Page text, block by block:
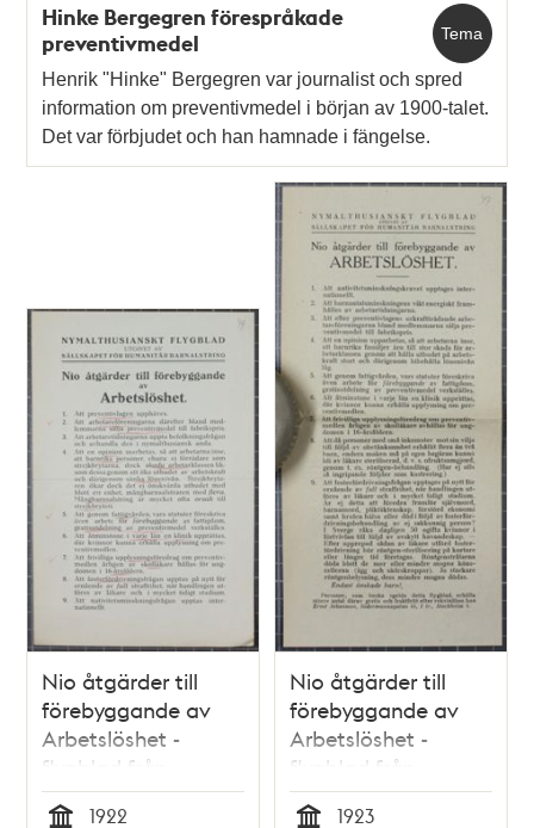
Tema
Hinke Bergegren förespråkade
preventivmedel
Henrik "Hinke" Bergegren var journalist och spred
information om preventivmedel i början av 1900-talet.
Det var förbjudet och han hamnade i fängelse.
Nio åtgärder till
förebyggande av
Arbetslöshet -
flygblad från
Sällskapet för
1922
Nio åtgärder till
förebyggande av
Arbetslöshet -
flygblad från
Sällskapet för
1923